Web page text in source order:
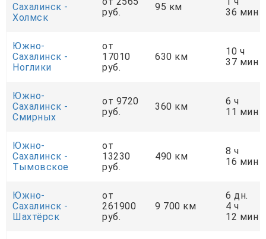
Сахалинск -
Холмск
руб.
95 км
36 мин
Южно-
Сахалинск -
Ноглики
от
17010
руб.
630 км
10 ч
37 мин
Южно-
Сахалинск -
Смирных
от 9720
руб.
360 км
6 ч
11 мин
Южно-
Сахалинск -
Тымовское
от
13230
руб.
490 км
8 ч
16 мин
Южно-
Сахалинск -
Шахтёрск
от
261900
руб.
9 700 км
6 дн.
4 ч
12 мин